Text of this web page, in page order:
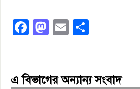
Facebook
Mastodon
Email
এ বিভাগের অন্যান্য সংবাদ